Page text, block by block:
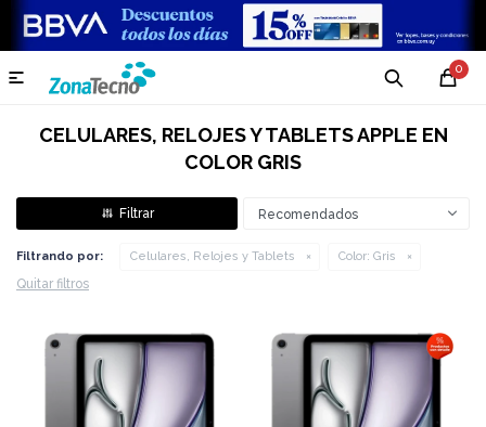
0

CELULARES, RELOJES Y TABLETS APPLE EN
COLOR GRIS
Recomendados
Filtrando por: Celulares, Relojes y Tablets Color: Gris
Quitar filtros